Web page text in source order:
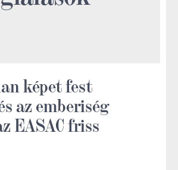
képet fest
az emberiség
EASAC friss